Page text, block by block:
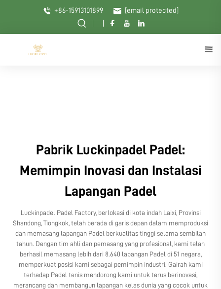
+86-15913101899 [email protected]
Pabrik Luckinpadel Padel:
Memimpin Inovasi dan Instalasi
Lapangan Padel
Luckinpadel Padel Factory, berlokasi di kota indah Laixi, Provinsi
Shandong, Tiongkok, telah berada di garis depan dalam memproduksi
dan memasang lapangan Padel berkualitas tinggi selama sembilan
tahun. Dengan tim ahli dan pemasang yang profesional, kami telah
berhasil memasang lebih dari 8.640 lapangan Padel di 51 negara,
memperkuat posisi kami sebagai pemimpin industri. Gairah kami
terhadap Padel tenis mendorong kami untuk terus berinovasi,
merancang dan membangun lapangan kelas dunia yang cocok untuk